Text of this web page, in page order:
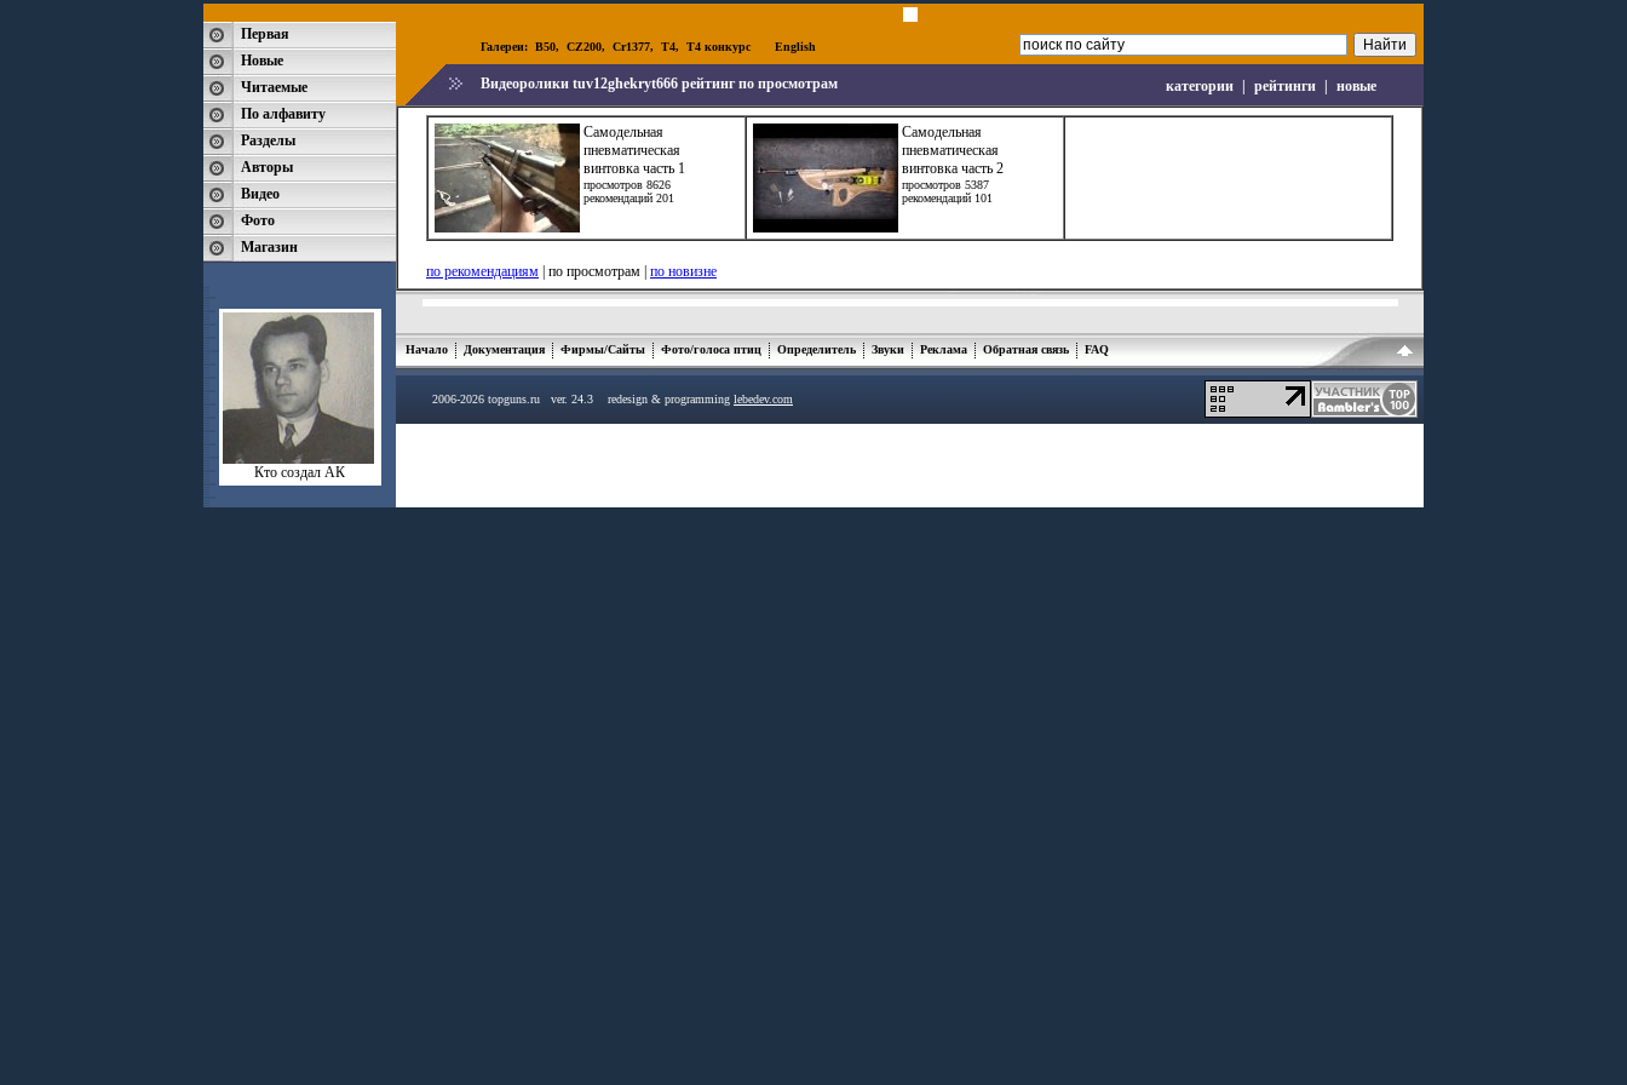
Первая
Новые
Читаемые
По алфавиту
Разделы
Авторы
Видео
Фото
Магазин
Кто создал АК
Галереи: B50, CZ200, Cr1377, T4, T4 конкурс English
Видеоролики tuv12ghekryt666 рейтинг по просмотрам категории рейтинги новые
Самодельная
пневматическая
винтовка часть 1
просмотров 8626
рекомендаций 201
Самодельная
пневматическая
винтовка часть 2
просмотров 5387
рекомендаций 101
по рекомендациям | по просмотрам | по новизне
Начало Документация Фирмы/Сайты Фото/голоса птиц Определитель Звуки Реклама Обратная связь FAQ
2006-2026 topguns.ru ver. 24.3 redesign & programming lebedev.com